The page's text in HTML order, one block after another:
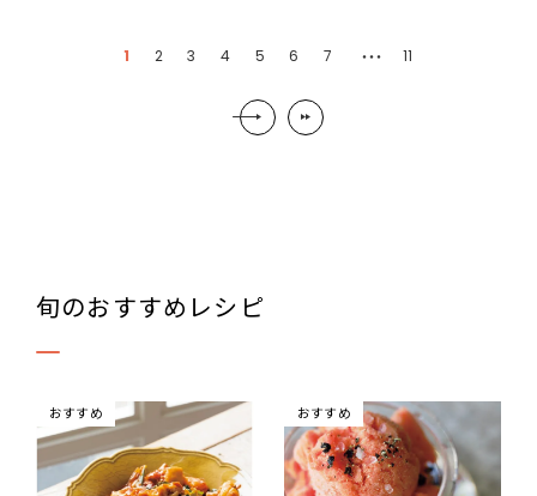
1 2 3 4 5 6 7 ・・・ 11
旬のおすすめレシピ
おすすめ おすすめ